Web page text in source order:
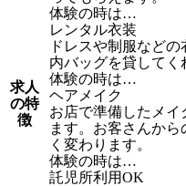
求人
の特
徴
体験の時は…
レンタル衣装
ドレスや制服など
内バッグを貸してく
体験の時は…
ヘアメイク
お店で準備したメイ
ます。お客さんか
く変わります。
体験の時は…
託児所利用OK